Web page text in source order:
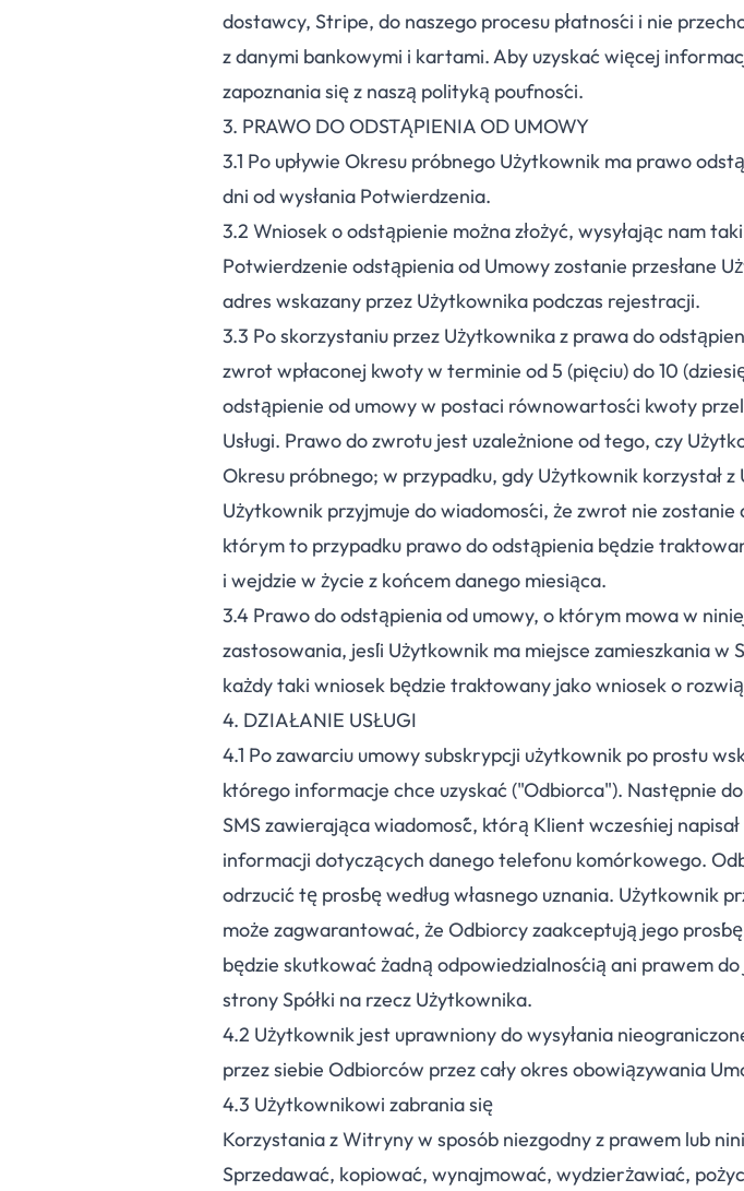
dostawcy, Stripe, do naszego procesu płatności i nie
z danymi bankowymi i kartami. Aby uzyskać więcej
zapoznania się z naszą polityką poufności.
3. PRAWO DO ODSTĄPIENIA OD UMOWY
3.1 Po upływie Okresu próbnego Użytkownik ma prawo
dni od wysłania Potwierdzenia.
3.2 Wniosek o odstąpienie można złożyć, wysyłając nam
Potwierdzenie odstąpienia od Umowy zostanie przesłane
adres wskazany przez Użytkownika podczas rejestracji.
3.3 Po skorzystaniu przez Użytkownika z prawa do
zwrot wpłaconej kwoty w terminie od 5 (pięciu) do 10
odstąpienie od umowy w postaci równowartości kwoty
Usługi. Prawo do zwrotu jest uzależnione od tego, czy
Okresu próbnego; w przypadku, gdy Użytkownik korzystał z
Użytkownik przyjmuje do wiadomości, że zwrot nie zostanie
którym to przypadku prawo do odstąpienia będzie
i wejdzie w życie z końcem danego miesiąca.
3.4 Prawo do odstąpienia od umowy, o którym mowa w
zastosowania, jeśli Użytkownik ma miejsce zamieszkania
każdy taki wniosek będzie traktowany jako wniosek o
4. DZIAŁANIE USŁUGI
4.1 Po zawarciu umowy subskrypcji użytkownik po prostu
którego informacje chce uzyskać ("Odbiorca"). Następnie
SMS zawierająca wiadomość, którą Klient wcześniej
informacji dotyczących danego telefonu komórkowego.
odrzucić tę prośbę według własnego uznania. Użytkownik
może zagwarantować, że Odbiorcy zaakceptują jego
będzie skutkować żadną odpowiedzialnością ani prawem
strony Spółki na rzecz Użytkownika.
4.2 Użytkownik jest uprawniony do wysyłania
przez siebie Odbiorców przez cały okres obowiązywania
4.3 Użytkownikowi zabrania się
Korzystania z Witryny w sposób niezgodny z prawem lub
Sprzedawać, kopiować, wynajmować, wydzierżawiać,